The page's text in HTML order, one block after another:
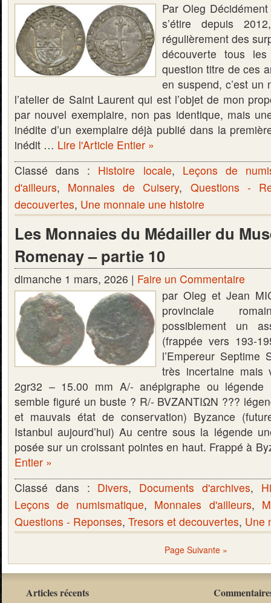
Par Oleg
s’étire depuis
régulièrement des
découverte tous
question titre de ces
en suspend, c’est un
l’atelier de Saint Laurent qui est l’objet de mon
par nouvel exemplaire, non pas identique, mais
inédite d’un exemplaire déjà publié dans la
inédit … Lire l'Article Entier »
Classé dans : Histoire locale, Leçons de
d'ailleurs, Monnaies de Cuisery, Questions -
decouvertes, Une monnaie une histoire
Les Monnaies du Médailler du
Romenay – partie 10
dimanche 1 mars, 2026 | Faire un Commentaire
par Oleg et Jean
provinciale
possiblement un
(frappée vers 193-
l’Empereur Septime
très incertaine mais
2gr32 – 15.00 mm A/- anépigraphe ou
semble figuré un buste ? R/- BVZANTIΩN ???
et mauvais état de conservation) Byzance
Istanbul aujourd’hui) Au centre sous la légende
posée sur un croissant pointes en haut. Frappé à
Entier »
Classé dans : Divers, Documents d'archives,
Leçons de numismatique, Monnaies d'ailleurs,
Questions - Reponses, Tresors et decouvertes, Une
Page Suivante »
Articles récents